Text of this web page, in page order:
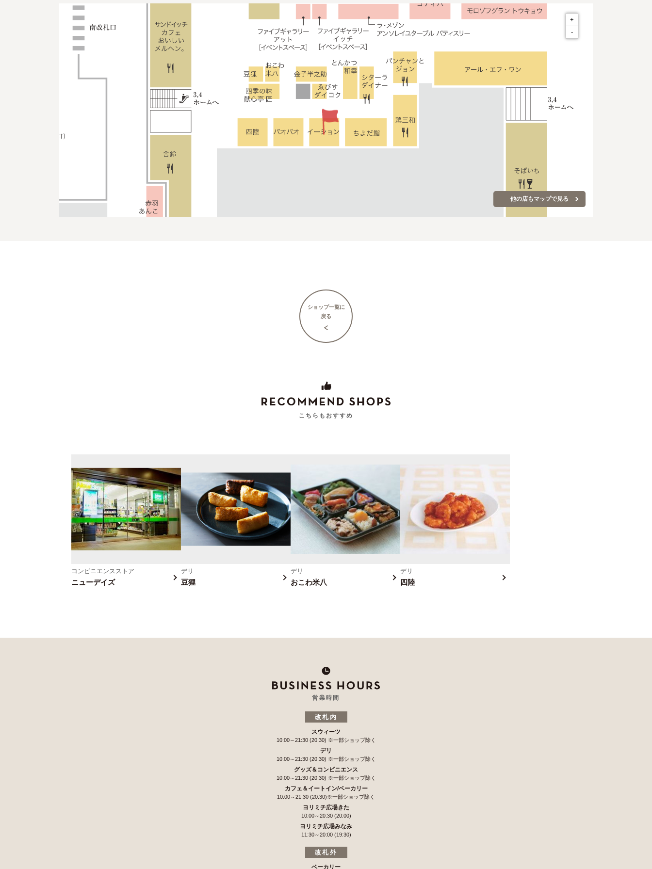
+
-
他の店もマップで見る
ショップ一覧に
戻る
こちらもおすすめ
コンビニエンスストア
ニューデイズ
デリ
豆狸
デリ
おこわ米八
デリ
四陸
営業時間
改札内
スウィーツ
10:00～21:30 (20:30) ※一部ショップ除く
デリ
10:00～21:30 (20:30) ※一部ショップ除く
グッズ＆コンビニエンス
10:00～21:30 (20:30) ※一部ショップ除く
カフェ＆イートイン/ベーカリー
10:00～21:30 (20:30)※一部ショップ除く
ヨリミチ広場きた
10:00～20:30 (20:00)
ヨリミチ広場みなみ
11:30～20:00 (19:30)
改札外
ベーカリー